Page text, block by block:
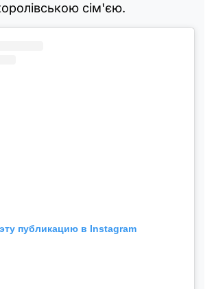
сім'єю.
публикацию в Instagram